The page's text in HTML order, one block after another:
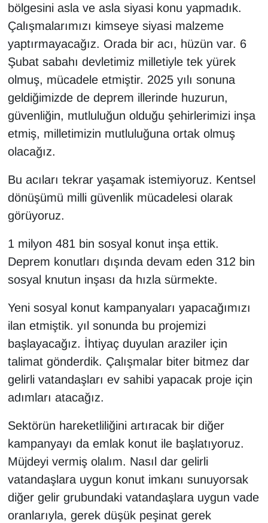
bölgesini asla ve asla siyasi konu yapmadık.
Çalışmalarımızı kimseye siyasi malzeme
yaptırmayacağız. Orada bir acı, hüzün var. 6
Şubat sabahı devletimiz milletiyle tek yürek
olmuş, mücadele etmiştir. 2025 yılı sonuna
geldiğimizde de deprem illerinde huzurun,
güvenliğin, mutluluğun olduğu şehirlerimizi inşa
etmiş, milletimizin mutluluğuna ortak olmuş
olacağız.
Bu acıları tekrar yaşamak istemiyoruz. Kentsel
dönüşümü milli güvenlik mücadelesi olarak
görüyoruz.
1 milyon 481 bin sosyal konut inşa ettik.
Deprem konutları dışında devam eden 312 bin
sosyal knutun inşası da hızla sürmekte.
Yeni sosyal konut kampanyaları yapacağımızı
ilan etmiştik. yıl sonunda bu projemizi
başlayacağız. İhtiyaç duyulan araziler için
talimat gönderdik. Çalışmalar biter bitmez dar
gelirli vatandaşları ev sahibi yapacak proje için
adımları atacağız.
Sektörün hareketliliğini artıracak bir diğer
kampanyayı da emlak konut ile başlatıyoruz.
Müjdeyi vermiş olalım. Nasıl dar gelirli
vatandaşlara uygun konut imkanı sunuyorsak
diğer gelir grubundaki vatandaşlara uygun vade
oranlarıyla, gerek düşük peşinat gerek